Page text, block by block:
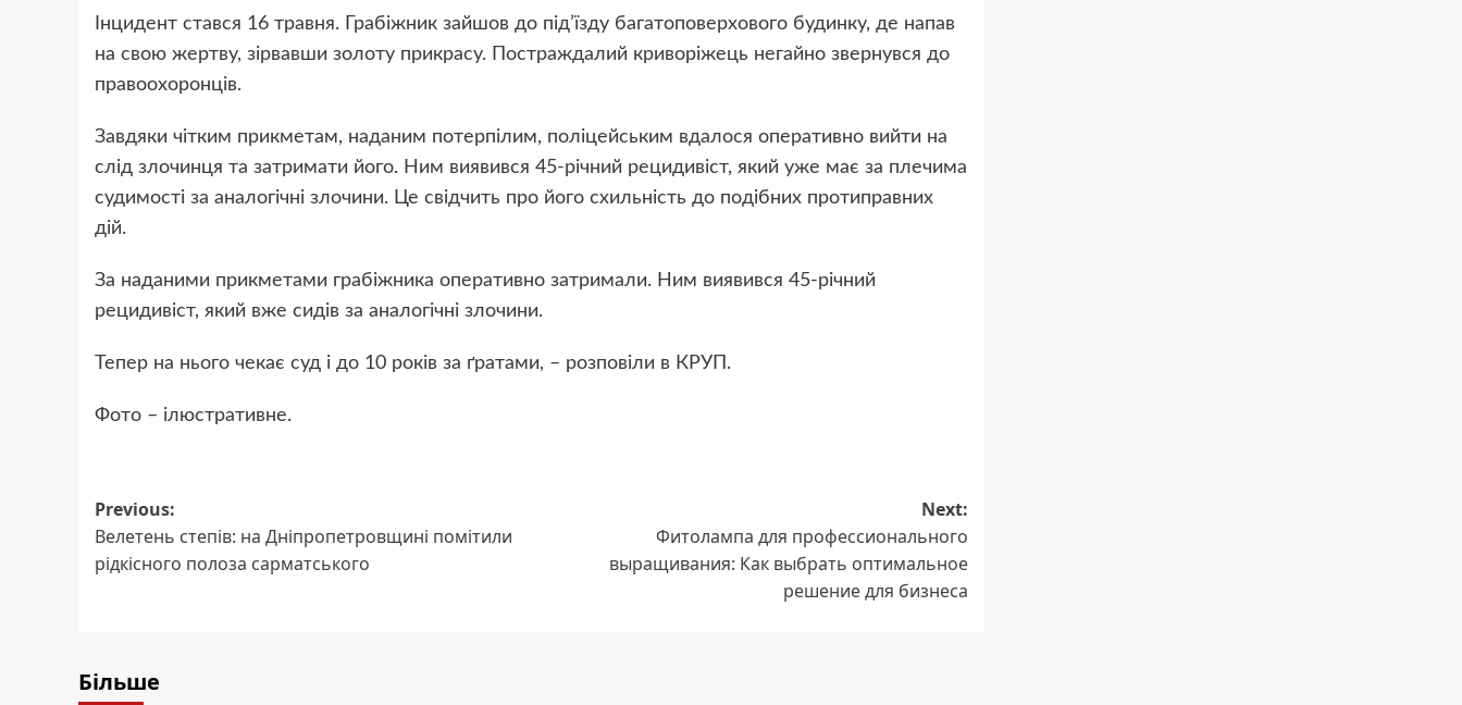
Інцидент стався 16 травня. Грабіжник зайшов до під’їзду багатоповерхового будинку, де напав
на свою жертву, зірвавши золоту прикрасу. Постраждалий криворіжець негайно звернувся до
правоохоронців.
Завдяки чітким прикметам, наданим потерпілим, поліцейським вдалося оперативно вийти на
слід злочинця та затримати його. Ним виявився 45-річний рецидивіст, який уже має за плечима
судимості за аналогічні злочини. Це свідчить про його схильність до подібних протиправних
дій.
За наданими прикметами грабіжника оперативно затримали. Ним виявився 45-річний
рецидивіст, який вже сидів за аналогічні злочини.
Тепер на нього чекає суд і до 10 років за ґратами, – розповіли в КРУП.
Фото – ілюстративне.
Post
navigation
Previous:
Велетень степів: на Дніпропетровщині помітили
рідкісного полоза сарматського
Next:
Фитолампа для профессионального
выращивания: Как выбрать оптимальное
решение для бизнеса
Більше